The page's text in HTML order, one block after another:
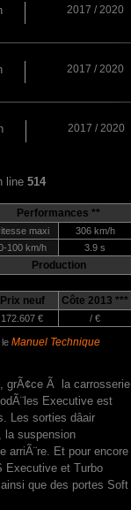
2017 / 2020
2017 / 2020
2017 / 2020
line 514
Performances **
maxi
306 km/h
100 km/h
3.9 s
Production
Prix neuf Côte 2013 ***
172.607 € / €
Manuel Technique
grÃ¢ce Ã la carrosserie
Executive est
sorties dâair
la suspension
arriÃ¨re. Et pour encore
Executive et Turbo
que des portes Soft